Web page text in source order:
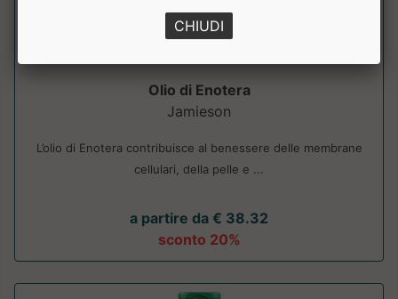
Olio di Enotera
Jamieson
L’olio di Enotera contribuisce al benessere delle membrane
cellulari, della pelle e ...
a partire da € 38.32
sconto 20%
CHIUDI